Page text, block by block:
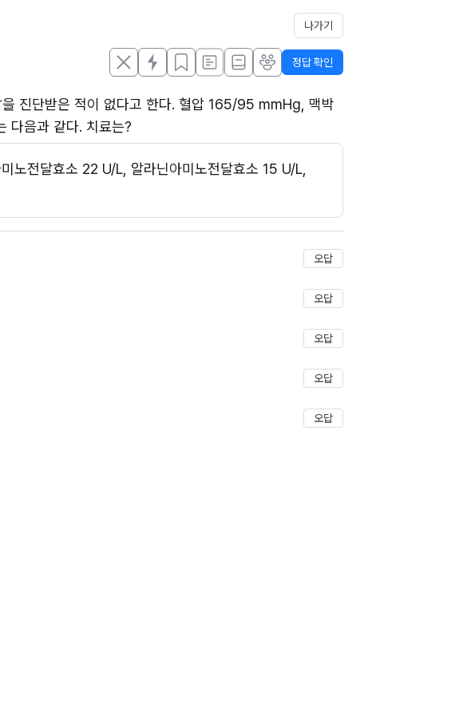
나가기
정답 확인
진단받은 적이 없다고 한다. 혈압 165/95 mmHg, 맥박
다음과 같다. 치료는?
미노전달효소 22 U/L, 알라닌아미노전달효소 15 U/L,
저장
오답
오답
오답
오답
오답